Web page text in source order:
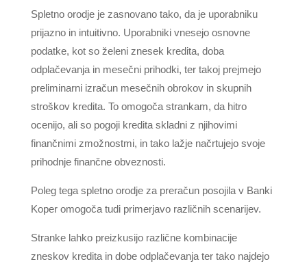
Spletno orodje je zasnovano tako, da je uporabniku
prijazno in intuitivno. Uporabniki vnesejo osnovne
podatke, kot so želeni znesek kredita, doba
odplačevanja in mesečni prihodki, ter takoj prejmejo
preliminarni izračun mesečnih obrokov in skupnih
stroškov kredita. To omogoča strankam, da hitro
ocenijo, ali so pogoji kredita skladni z njihovimi
finančnimi zmožnostmi, in tako lažje načrtujejo svoje
prihodnje finančne obveznosti.
Poleg tega spletno orodje za preračun posojila v Banki
Koper omogoča tudi primerjavo različnih scenarijev.
Stranke lahko preizkusijo različne kombinacije
zneskov kredita in dobe odplačevanja ter tako najdejo